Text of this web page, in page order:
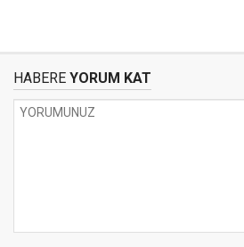
HABERE YORUM KAT